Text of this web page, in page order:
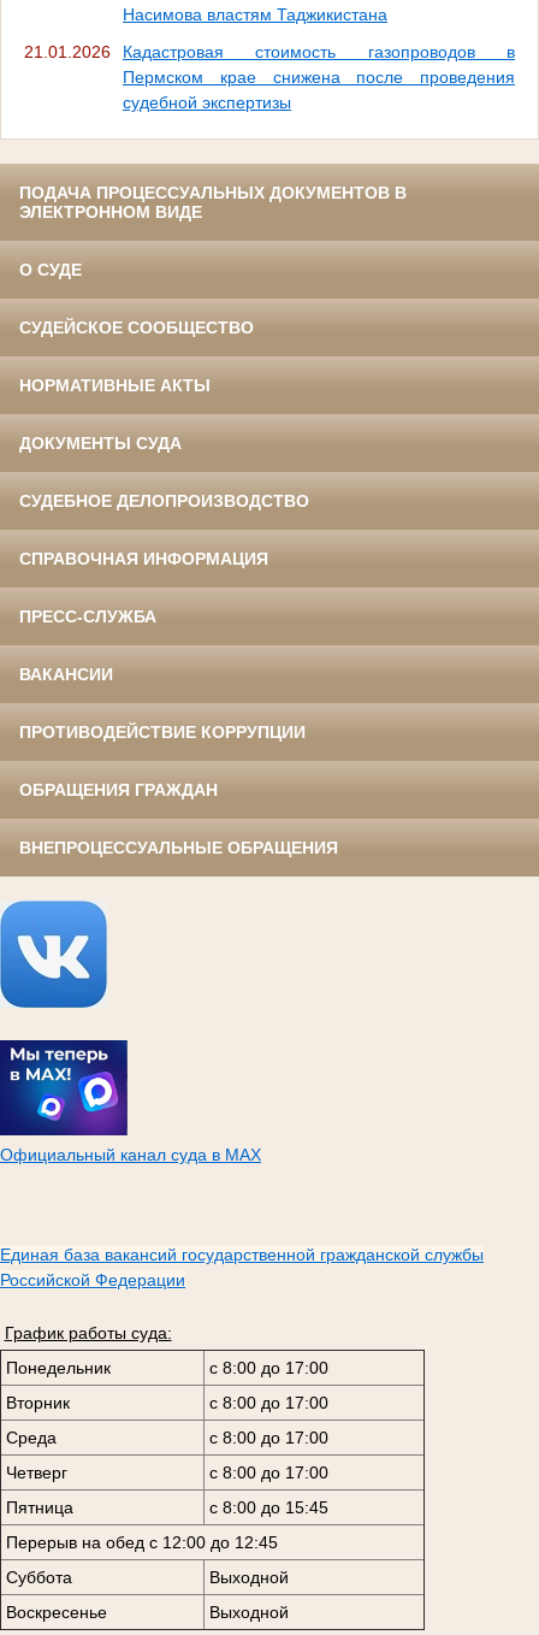
Насимова властям Таджикистана
21.01.2026
Кадастровая стоимость газопроводов в
Пермском крае снижена после проведения
судебной экспертизы
ПОДАЧА ПРОЦЕССУАЛЬНЫХ ДОКУМЕНТОВ В
ЭЛЕКТРОННОМ ВИДЕ
О СУДЕ
СУДЕЙСКОЕ СООБЩЕСТВО
НОРМАТИВНЫЕ АКТЫ
ДОКУМЕНТЫ СУДА
СУДЕБНОЕ ДЕЛОПРОИЗВОДСТВО
СПРАВОЧНАЯ ИНФОРМАЦИЯ
ПРЕСС-СЛУЖБА
ВАКАНСИИ
ПРОТИВОДЕЙСТВИЕ КОРРУПЦИИ
ОБРАЩЕНИЯ ГРАЖДАН
ВНЕПРОЦЕССУАЛЬНЫЕ ОБРАЩЕНИЯ
Официальный канал суда в МАХ
Единая база вакансий государственной гражданской службы
Российской Федерации
График работы суда:
Понедельник
с 8:00 до 17:00
Вторник
с 8:00 до 17:00
Среда
с 8:00 до 17:00
Четверг
с 8:00 до 17:00
Пятница
с 8:00 до 15:45
Перерыв на обед с 12:00 до 12:45
Суббота
Выходной
Воскресенье
Выходной